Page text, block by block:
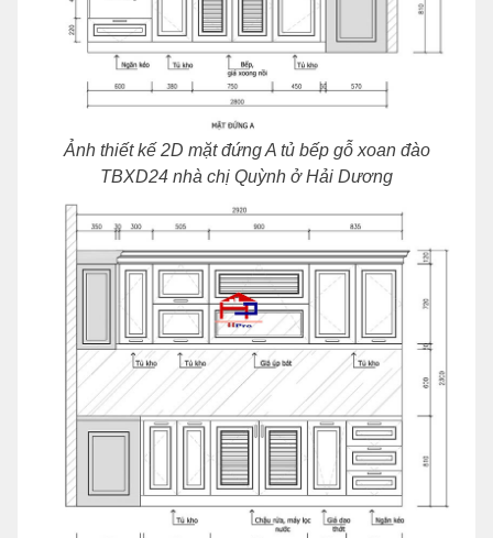
Ảnh thiết kế 2D mặt đứng A tủ bếp gỗ xoan đào
TBXD24 nhà chị Quỳnh ở Hải Dương